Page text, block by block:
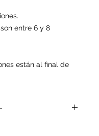
entre 6 y 8
están al final de